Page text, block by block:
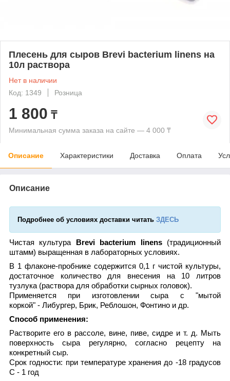
Плесень для сыров Brevi bacterium linens на
10л раствора
Нет в наличии
Код: 1349
Розница
1 800 ₸
Минимальная сумма заказа на сайте — 4 000 ₸
Описание Характеристики Доставка Оплата
Описание
Подробнее об условиях доставки читать ЗДЕСЬ
Чистая культура Brevi bacterium linens(традиционный
штамм) выращенная в лабораторных условиях.
В 1 флаконе-пробнике содержится 0,1 г чистой культуры,
достаточное количество для внесения на 10 литров
тузлука (раствора для обработки сырных головок).
Применяется при изготовлении сыра с "мытой
коркой" - Либургер, Брик, Реблошон, Фонтино и др.
Способ применения:
Растворите его в рассоле, вине, пиве, сидре и т. д. Мыть
поверхность сыра регулярно, согласно рецепту на
конкретный сыр.
Срок годности: при температуре хранения до -18 градусов
С - 1 год